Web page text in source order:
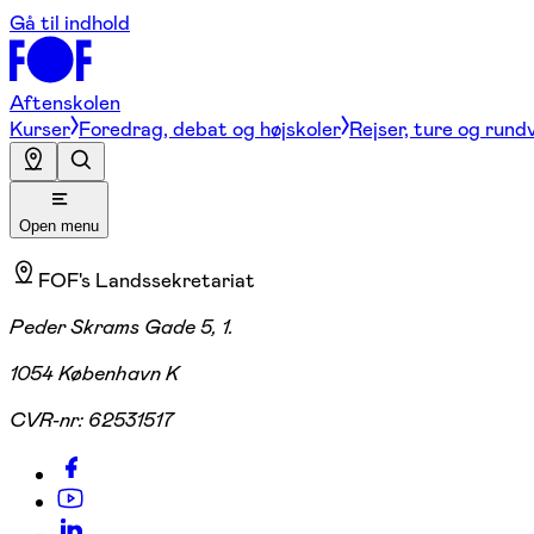
Gå til indhold
Aftenskolen
Kurser Foredrag, debat og højskoler Rejser, ture og
Open menu
FOF's Landssekretariat
Peder Skrams Gade 5, 1.
1054 København K
CVR-nr: 62531517